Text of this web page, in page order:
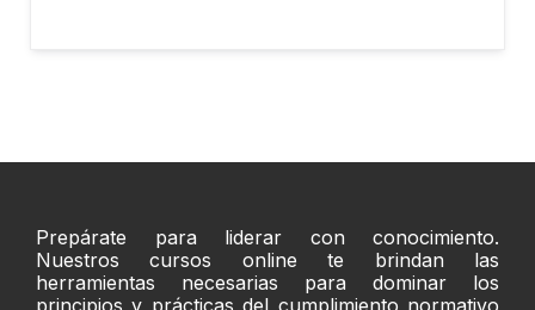
Prepárate para liderar con conocimiento.
Nuestros cursos online te brindan las
herramientas necesarias para dominar los
principios y prácticas del cumplimiento normativo